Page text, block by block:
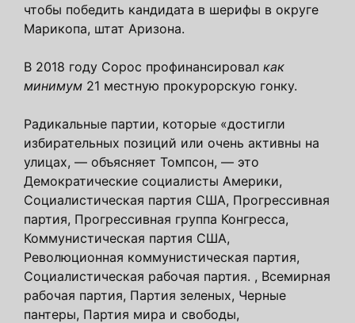
чтобы победить кандидата в шерифы в округе
Марикопа, штат Аризона.
В 2018 году Сорос профинансировал как
минимум 21 местную прокурорскую гонку.
Радикальные партии, которые «достигли
избирательных позиций или очень активны на
улицах, — объясняет Томпсон, — это
Демократические социалисты Америки,
Социалистическая партия США, Прогрессивная
партия, Прогрессивная группа Конгресса,
Коммунистическая партия США,
Революционная коммунистическая партия,
Социалистическая рабочая партия. , Всемирная
рабочая партия, Партия зеленых, Черные
пантеры, Партия мира и свободы,